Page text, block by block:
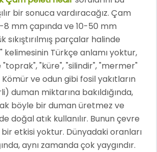
bir sonuca vardıracağız. Çam
8 mm çapında ve 10-50 mm
sıkıştırılmış parçalar halinde
kelimesinin Türkçe anlamı yoktur,
"küre", "silindir", "mermer"
ve odun gibi fosil yakıtların
duman miktarına bakıldığında,
böyle bir duman üretmez ve
doğal atık kullanılır. Bunun çevre
etkisi yoktur. Dünyadaki oranları
aynı zamanda çok yaygındır.